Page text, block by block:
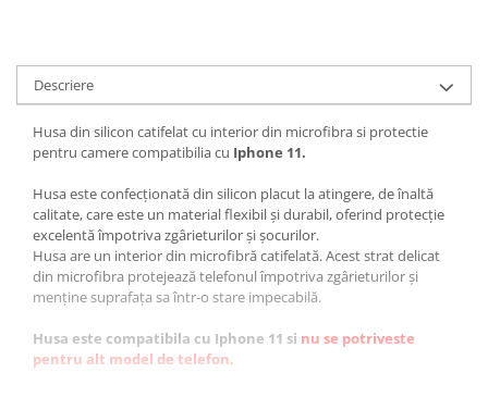
Descriere
Husa din silicon catifelat cu interior din microfibra si protectie
pentru camere compatibilia cu Iphone 11.
Husa este confecționată din silicon placut la atingere, de înaltă
calitate, care este un material flexibil și durabil, oferind protecție
excelentă împotriva zgârieturilor și șocurilor.
Husa are un interior din microfibră catifelată. Acest strat delicat
din microfibra protejează telefonul împotriva zgârieturilor și
menține suprafața sa într-o stare impecabilă.
Husa este compatibila cu Iphone 11 si nu se potriveste
pentru alt model de telefon.